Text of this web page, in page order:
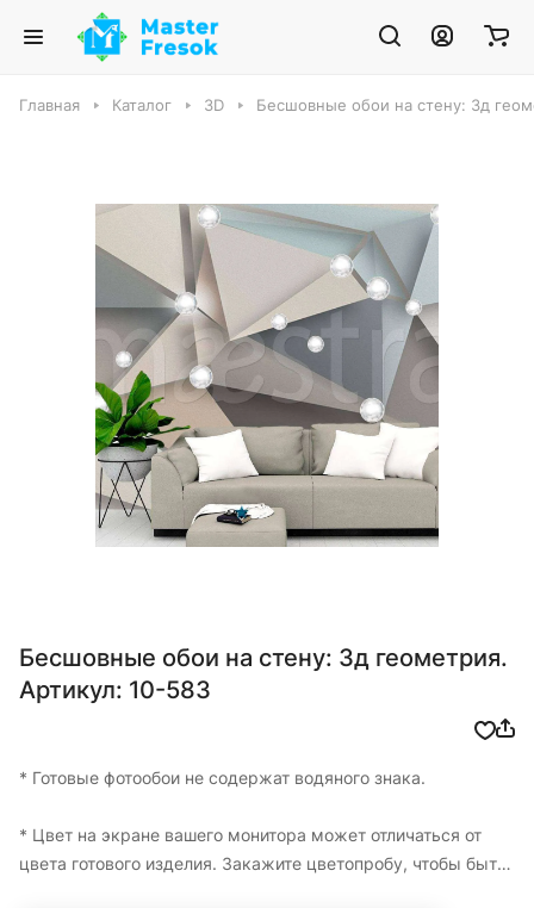
Главная Каталог 3D Бесшовные обои на стену: 3д
Бесшовные обои на стену: 3д геометрия.
Артикул: 10-583
* Готовые фотообои не содержат водяного знака.
* Цвет на экране вашего монитора может отличаться от
цвета готового изделия. Закажите цветопробу, чтобы быть